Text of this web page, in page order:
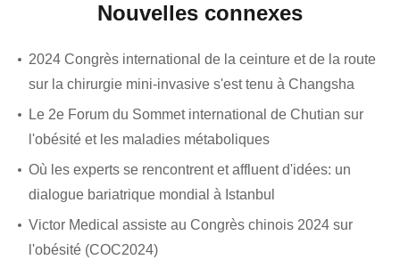
Nouvelles connexes
2024 Congrès international de la ceinture et de la route
sur la chirurgie mini-invasive s'est tenu à Changsha
Le 2e Forum du Sommet international de Chutian sur
l'obésité et les maladies métaboliques
Où les experts se rencontrent et affluent d'idées: un
dialogue bariatrique mondial à Istanbul
Victor Medical assiste au Congrès chinois 2024 sur
l'obésité (COC2024)